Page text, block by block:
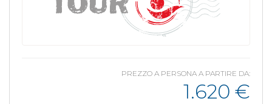
PREZZO A PERSONA A PARTIRE DA:
1.620 €